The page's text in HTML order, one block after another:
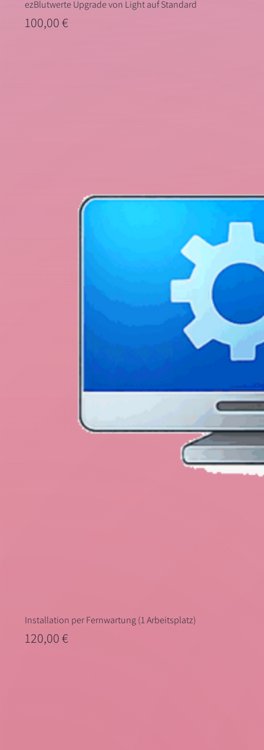
ezBlutwerte Upgrade von Light auf Standard
Preis
100,00 €
Installation per Fernwartung (1 Arbeitsplatz)
Preis
120,00 €